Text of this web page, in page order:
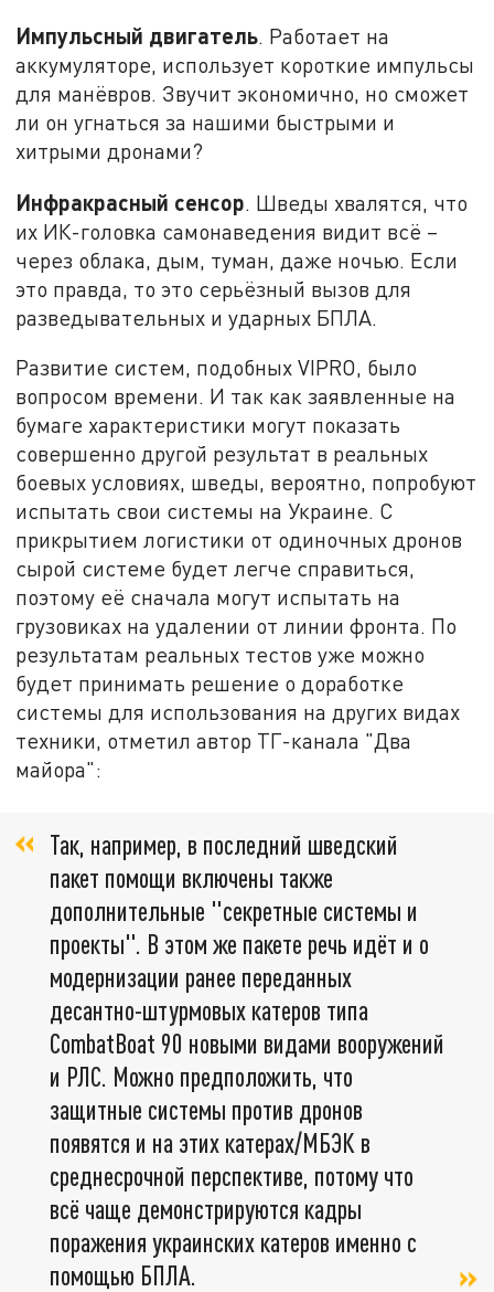
Импульсный двигатель. Работает на
аккумуляторе, использует короткие импульсы
для манёвров. Звучит экономично, но сможет
ли он угнаться за нашими быстрыми и
хитрыми дронами?
Инфракрасный сенсор . Шведы хвалятся, что
их ИК-головка самонаведения видит всё –
через облака, дым, туман, даже ночью. Если
это правда, то это серьёзный вызов для
разведывательных и ударных БПЛА.
Развитие систем, подобных VIPRO, было
вопросом времени. И так как заявленные на
бумаге характеристики могут показать
совершенно другой результат в реальных
боевых условиях, шведы, вероятно, попробуют
испытать свои системы на Украине. С
прикрытием логистики от одиночных дронов
сырой системе будет легче справиться,
поэтому её сначала могут испытать на
грузовиках на удалении от линии фронта. По
результатам реальных тестов уже можно
будет принимать решение о доработке
системы для использования на других видах
техники, отметил автор ТГ-канала "Два
майора":
Так, например, в последний шведский
пакет помощи включены также
дополнительные "секретные системы и
проекты". В этом же пакете речь идёт и о
модернизации ранее переданных
десантно-штурмовых катеров типа
CombatBoat 90 новыми видами вооружений
и РЛС. Можно предположить, что
защитные системы против дронов
появятся и на этих катерах/МБЭК в
среднесрочной перспективе, потому что
всё чаще демонстрируются кадры
поражения украинских катеров именно с
помощью БПЛА.